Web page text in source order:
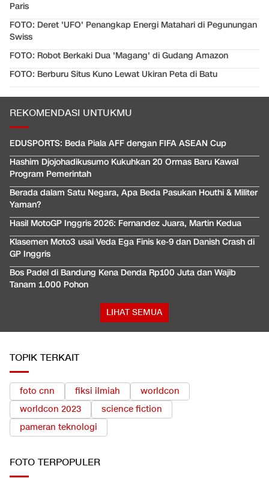
Paris
FOTO: Deret 'UFO' Penangkap Energi Matahari di Pegunungan
Swiss
FOTO: Robot Berkaki Dua 'Magang' di Gudang Amazon
FOTO: Berburu Situs Kuno Lewat Ukiran Peta di Batu
REKOMENDASI UNTUKMU
EDUSPORTS: Beda Piala AFF dengan FIFA ASEAN Cup
Hashim Djojohadikusumo Kukuhkan 20 Ormas Baru Kawal
Program Pemerintah
Berada dalam Satu Negara, Apa Beda Pasukan Houthi & Militer
Yaman?
Hasil MotoGP Inggris 2026: Fernandez Juara, Martin Kedua
Klasemen Moto3 usai Veda Ega Finis ke-9 dan Danish Crash di
GP Inggris
Bos Padel di Bandung Kena Denda Rp100 Juta dan Wajib
Tanam 1.000 Pohon
LIHAT SEMUA
TOPIK TERKAIT
foto cnn fiksi ilmiah
worldcon
worldcon 2023
science fiction
pameran teknologi
FOTO TERPOPULER